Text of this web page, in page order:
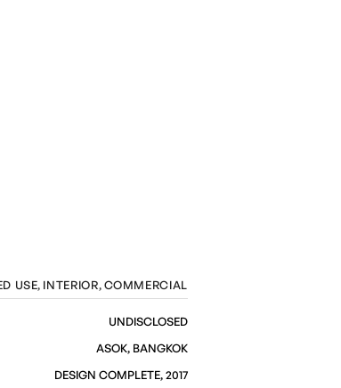
USE INTERIOR COMMERCIAL
UNDISCLOSED
ASOK, BANGKOK
DESIGN COMPLETE, 2017